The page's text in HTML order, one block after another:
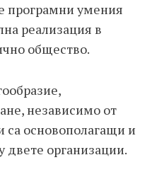
програмни умения
реализация в
общество.
независимо от
са основополагащи и
двете организации.